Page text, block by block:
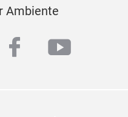
Ambiente
facebook